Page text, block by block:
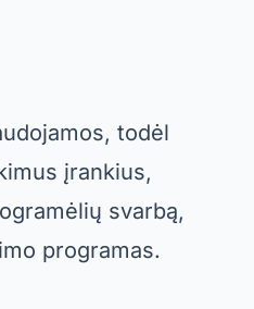
todėl
įrankius,
svarbą,
programas.